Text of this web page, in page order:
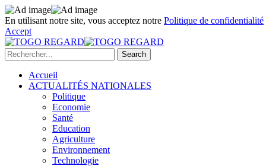
En utilisant notre site, vous acceptez notre Politique de confidentialité
Accept
Accueil
ACTUALITÉS NATIONALES
Politique
Economie
Santé
Education
Agriculture
Environnement
Technologie